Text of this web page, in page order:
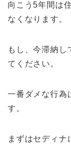
向こう5年間は
なくなります。
もし、今滞納し
てください。
一番ダメな行為
す。
まずはセディナ